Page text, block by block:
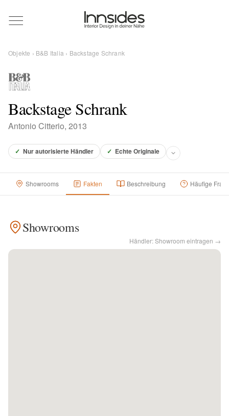
Magazin
Showrooms
Über uns
Kontakt
Objekte › B&B Italia › Backstage Schrank
Backstage Schrank
Antonio Citterio, 2013
✓ Nur autorisierte Händler ✓ Echte Originale
Showrooms Fakten Beschreibung Häufige
Showrooms
Händler: Showroom eintragen →